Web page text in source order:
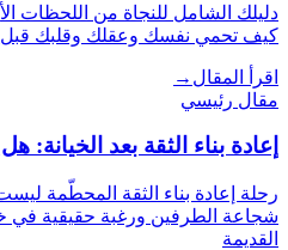
دليلك الشامل للنجاة من اللحظات
كيف تحمي نفسك وعقلك وقلبك قبل
اقرأ المقال →
مقال رئيسي
إعادة بناء الثقة بعد الخيانة:
رحلة إعادة بناء الثقة المحطّمة
شجاعة الطرفين ورغبة حقيقية في
القديمة